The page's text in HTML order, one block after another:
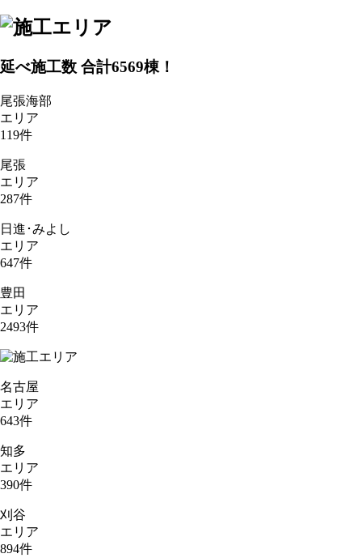
延べ施工数 合計6569棟！
尾張海部
エリア
119件
尾張
エリア
287件
日進･みよし
エリア
647件
豊田
エリア
2493件
名古屋
エリア
643件
知多
エリア
390件
刈谷
エリア
894件